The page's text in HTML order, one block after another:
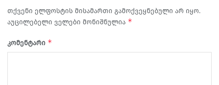
თქვენი ელფოსტის მისამართი გამოქვეყნებული არ იყო.
აუცილებელი ველები მონიშნულია *
კომენტარი *